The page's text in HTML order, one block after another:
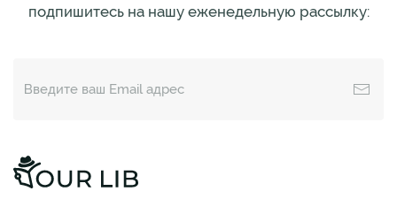
подпишитесь на нашу еженедельную рассылку: